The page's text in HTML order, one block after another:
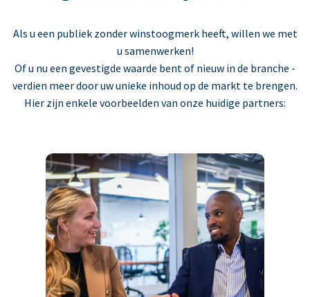
Als u een publiek zonder winstoogmerk heeft, willen we met
u samenwerken!
Of u nu een gevestigde waarde bent of nieuw in de branche -
verdien meer door uw unieke inhoud op de markt te brengen.
Hier zijn enkele voorbeelden van onze huidige partners: